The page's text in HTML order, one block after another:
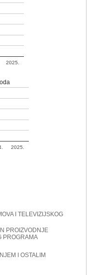
2025.
2025.
I TELEVIZIJSKOG
PROIZVODNJE
PROGRAMA
I OSTALIM